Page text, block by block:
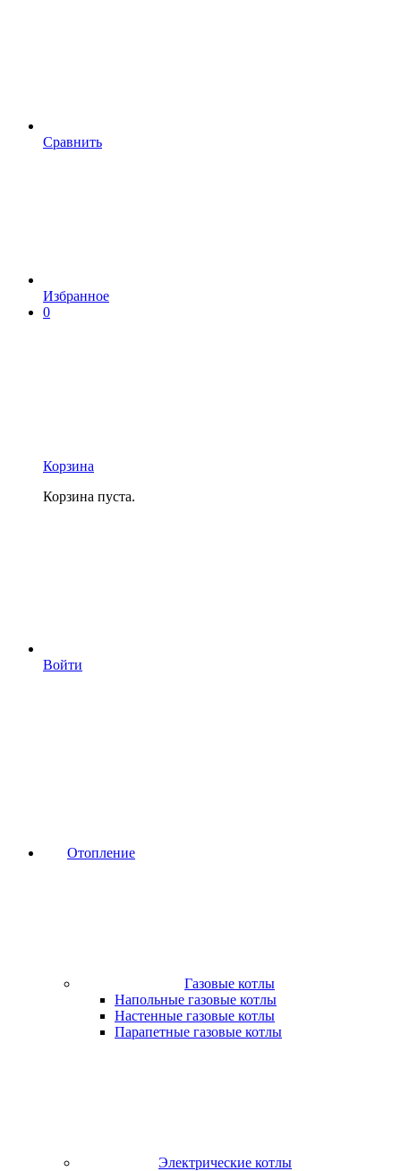
Сравнить
Избранное
0
Корзина
Корзина пуста.
Войти
Отопление
Газовые котлы
Напольные газовые котлы
Настенные газовые котлы
Парапетные газовые котлы
Электрические котлы